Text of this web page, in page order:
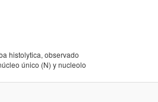
histolytica, observado
único (N) y nucleolo